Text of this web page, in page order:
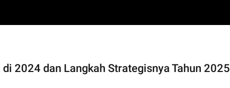
2024 dan Langkah Strategisnya Tahun 2025